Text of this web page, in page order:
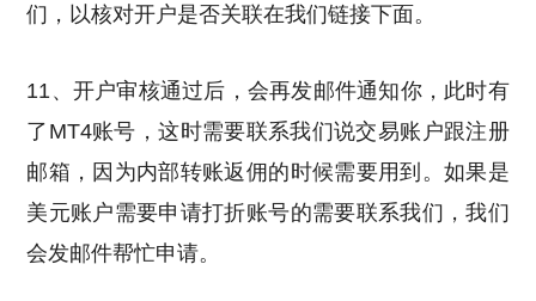
们，以核对开户是否关联在我们链接下面。
11、开户审核通过后，会再发邮件通知你，此时有
了MT4账号，这时需要联系我们说交易账户跟注册
邮箱，因为内部转账返佣的时候需要用到。如果是
美元账户需要申请打折账号的需要联系我们，我们
会发邮件帮忙申请。